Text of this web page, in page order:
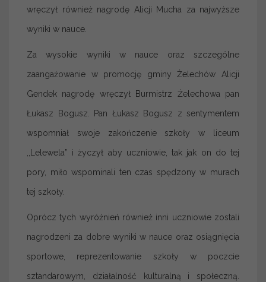
wręczył również nagrodę Alicji Mucha za najwyższe
wyniki w nauce.
Za wysokie wyniki w nauce oraz szczególne
zaangażowanie w promocję gminy Żelechów Alicji
Gendek nagrodę wręczył Burmistrz Żelechowa pan
Łukasz Bogusz. Pan Łukasz Bogusz z sentymentem
wspomniał swoje zakończenie szkoły w liceum
,,Lelewela” i życzył aby uczniowie, tak jak on do tej
pory, miło wspominali ten czas spędzony w murach
tej szkoły.
Oprócz tych wyróżnień również inni uczniowie zostali
nagrodzeni za dobre wyniki w nauce oraz osiągnięcia
sportowe, reprezentowanie szkoły w poczcie
sztandarowym, działalność kulturalną i społeczną.